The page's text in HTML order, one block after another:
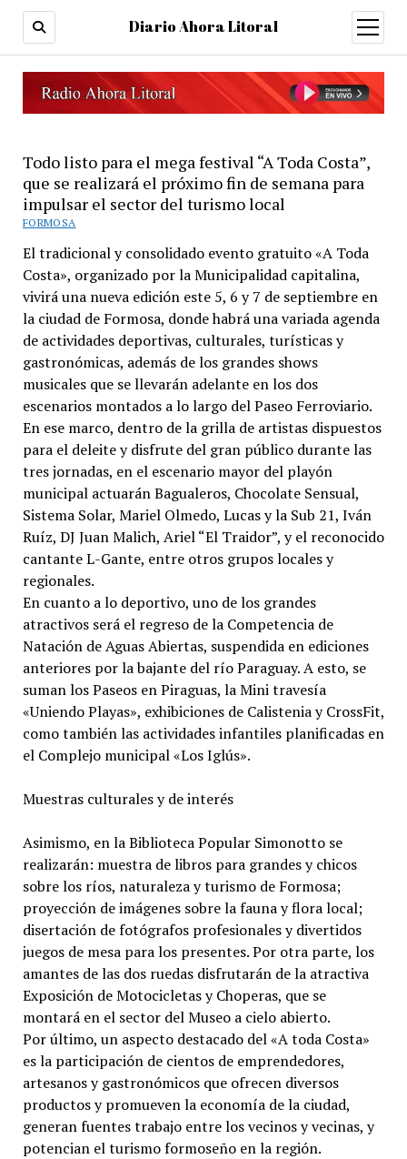
Diario Ahora Litoral
open
menu
Todo listo para el mega festival “A Toda Costa”,
que se realizará el próximo fin de semana para
impulsar el sector del turismo local
FORMOSA
El tradicional y consolidado evento gratuito «A Toda
Costa», organizado por la Municipalidad capitalina,
vivirá una nueva edición este 5, 6 y 7 de septiembre en
la ciudad de Formosa, donde habrá una variada agenda
de actividades deportivas, culturales, turísticas y
gastronómicas, además de los grandes shows
musicales que se llevarán adelante en los dos
escenarios montados a lo largo del Paseo Ferroviario.
En ese marco, dentro de la grilla de artistas dispuestos
para el deleite y disfrute del gran público durante las
tres jornadas, en el escenario mayor del playón
municipal actuarán Bagualeros, Chocolate Sensual,
Sistema Solar, Mariel Olmedo, Lucas y la Sub 21, Iván
Ruíz, DJ Juan Malich, Ariel “El Traidor”, y el reconocido
cantante L-Gante, entre otros grupos locales y
regionales.
En cuanto a lo deportivo, uno de los grandes
atractivos será el regreso de la Competencia de
Natación de Aguas Abiertas, suspendida en ediciones
anteriores por la bajante del río Paraguay. A esto, se
suman los Paseos en Piraguas, la Mini travesía
«Uniendo Playas», exhibiciones de Calistenia y CrossFit,
como también las actividades infantiles planificadas en
el Complejo municipal «Los Iglús».
Muestras culturales y de interés
Asimismo, en la Biblioteca Popular Simonotto se
realizarán: muestra de libros para grandes y chicos
sobre los ríos, naturaleza y turismo de Formosa;
proyección de imágenes sobre la fauna y flora local;
disertación de fotógrafos profesionales y divertidos
juegos de mesa para los presentes. Por otra parte, los
amantes de las dos ruedas disfrutarán de la atractiva
Exposición de Motocicletas y Choperas, que se
montará en el sector del Museo a cielo abierto.
Por último, un aspecto destacado del «A toda Costa»
es la participación de cientos de emprendedores,
artesanos y gastronómicos que ofrecen diversos
productos y promueven la economía de la ciudad,
generan fuentes trabajo entre los vecinos y vecinas, y
potencian el turismo formoseño en la región.